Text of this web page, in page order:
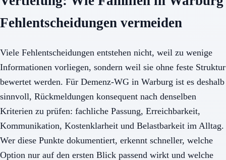
Fehlentscheidungen vermeiden
Viele Fehlentscheidungen entstehen nicht, weil zu wenige
Informationen vorliegen, sondern weil sie ohne feste Struktur
bewertet werden. Für Demenz-WG in Warburg ist es deshalb
sinnvoll, Rückmeldungen konsequent nach denselben
Kriterien zu prüfen: fachliche Passung, Erreichbarkeit,
Kommunikation, Kostenklarheit und Belastbarkeit im Alltag.
Wer diese Punkte dokumentiert, erkennt schneller, welche
Option nur auf den ersten Blick passend wirkt und welche